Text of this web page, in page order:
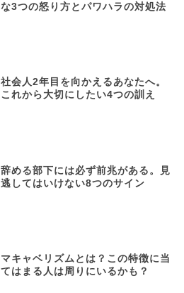
な3つの怒り方とパワハラの対処法
社会人2年目を向かえるあなたへ。
これから大切にしたい4つの訓え
辞める部下には必ず前兆がある。見
逃してはいけない8つのサイン
マキャベリズムとは？この特徴に当
てはまる人は周りにいるかも？